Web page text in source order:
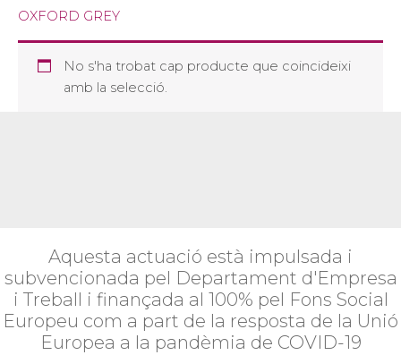
OXFORD GREY
No s'ha trobat cap producte que coincideixi
amb la selecció.
Aquesta actuació està impulsada i
subvencionada pel Departament d'Empresa
i Treball i finançada al 100% pel Fons Social
Europeu com a part de la resposta de la Unió
Europea a la pandèmia de COVID-19